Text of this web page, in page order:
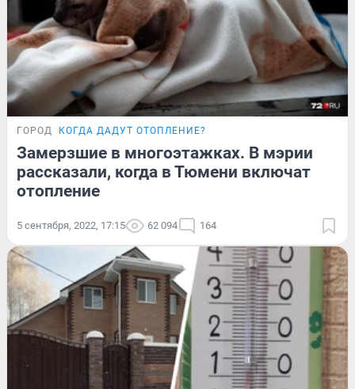
ГОРОД КОГДА ДАДУТ ОТОПЛЕНИЕ?
Замерзшие в многоэтажках. В мэрии
рассказали, когда в Тюмени включат
отопление
5 сентября, 2022, 17:15 62 094 164